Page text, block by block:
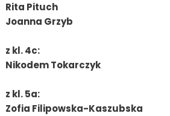
Rita Pituch
Joanna Grzyb
z kl. 4c:
Nikodem Tokarczyk
z kl. 5a:
Zofia Filipowska-Kaszubska